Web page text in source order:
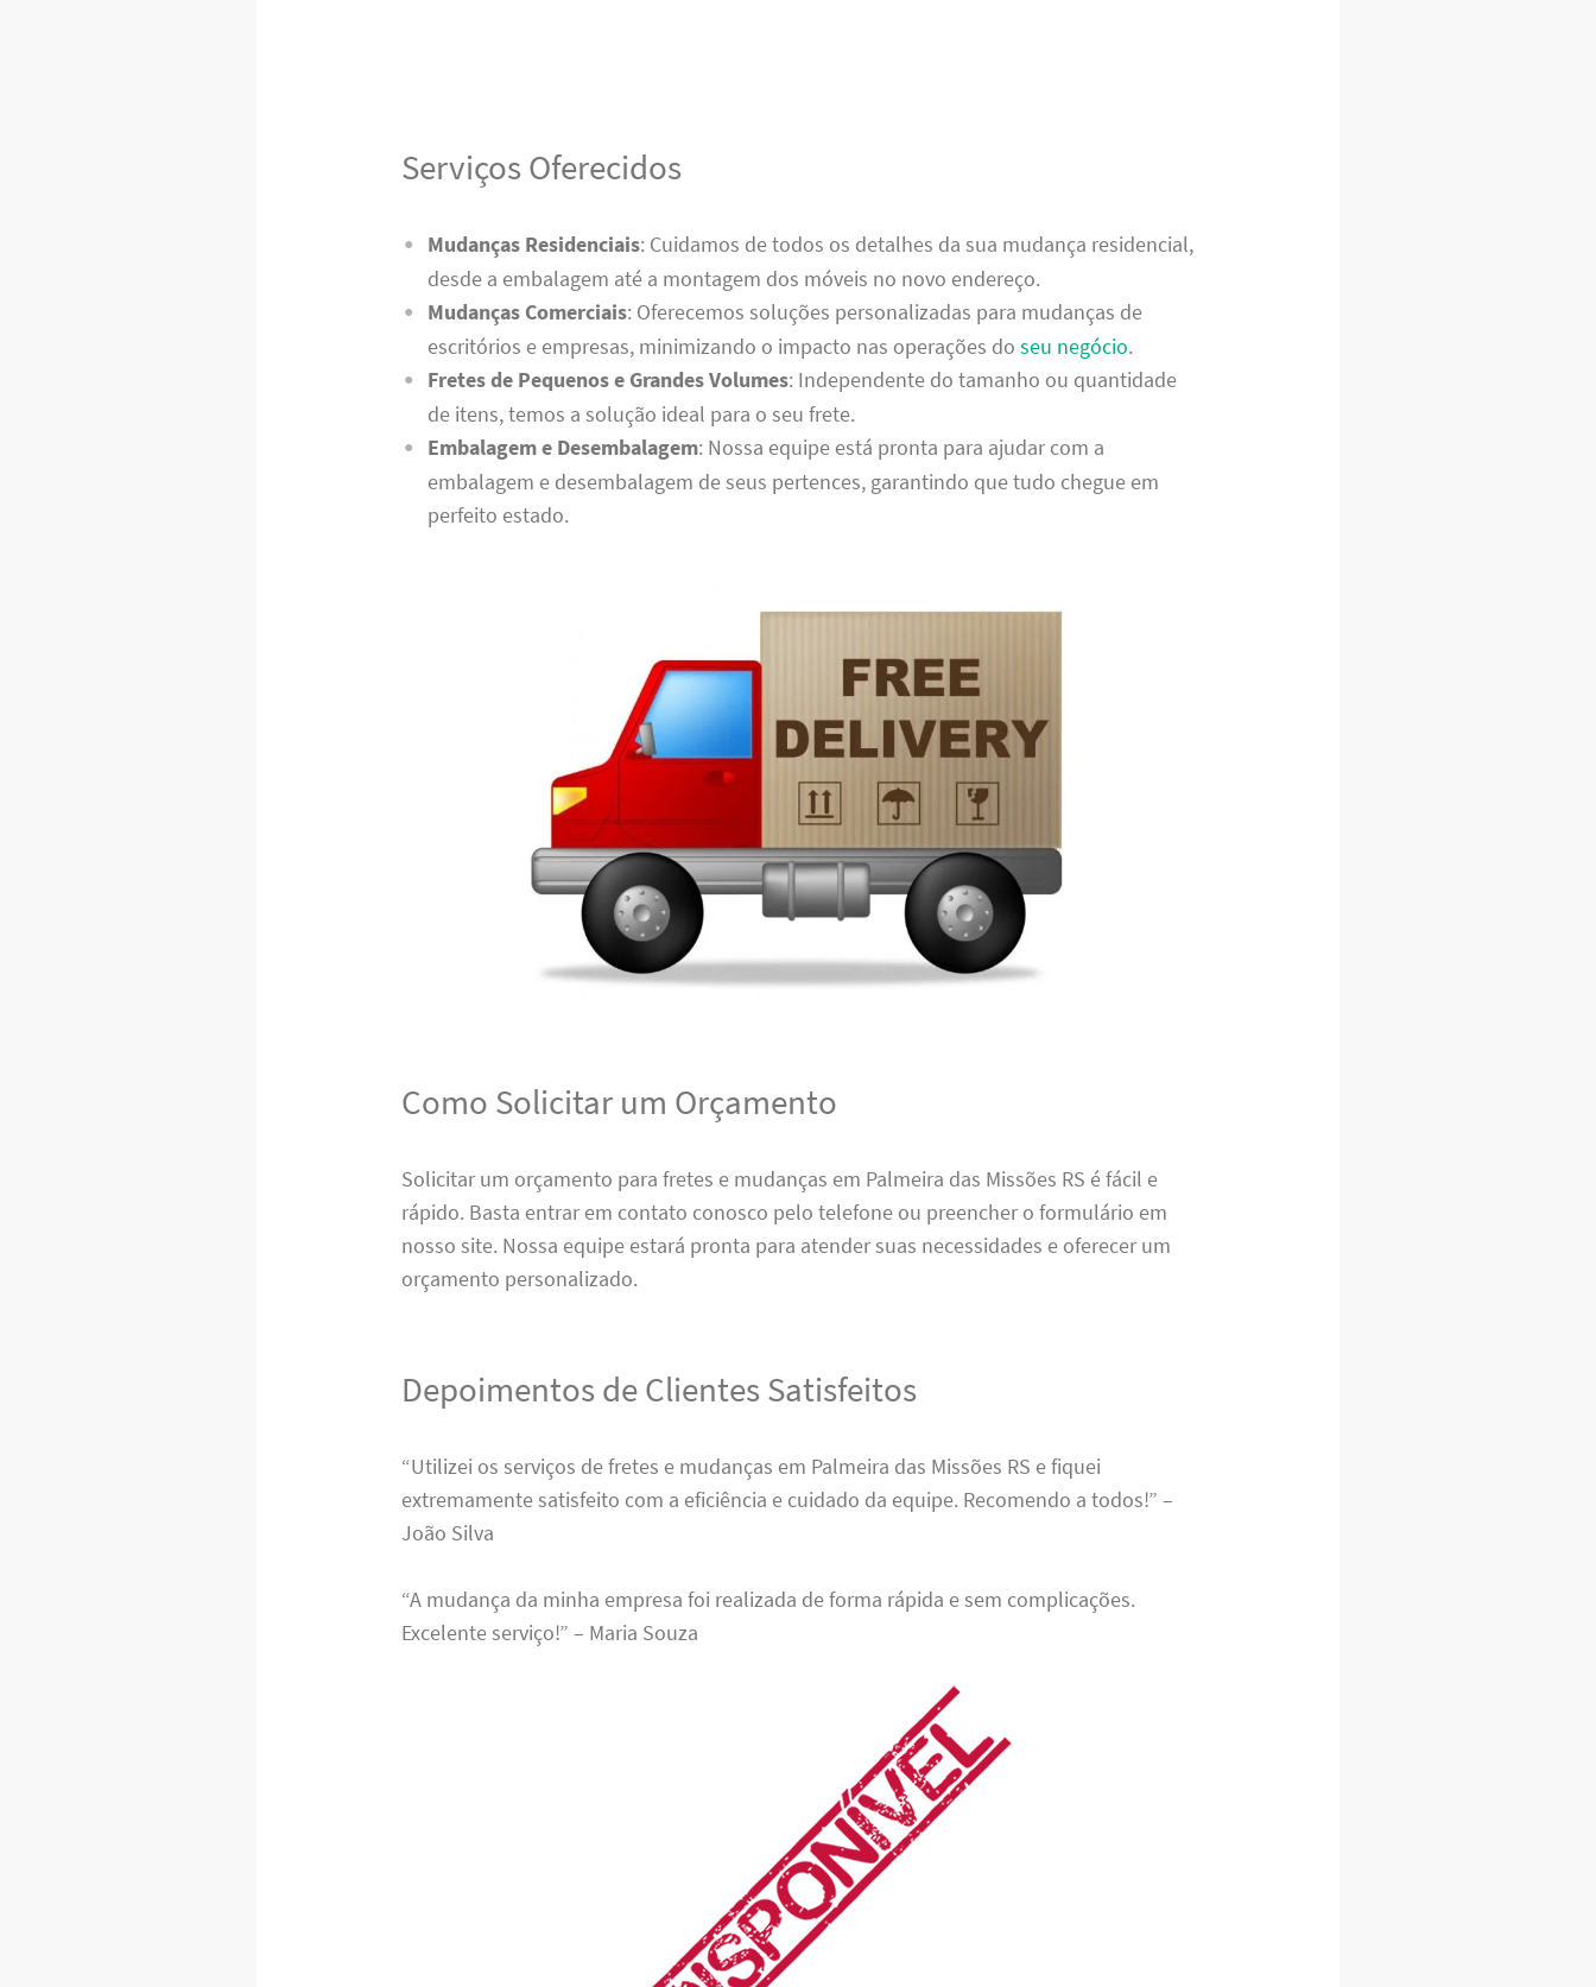
Serviços Oferecidos
Mudanças Residenciais: Cuidamos de todos os detalhes da sua mudança residencial,
desde a embalagem até a montagem dos móveis no novo endereço.
Mudanças Comerciais: Oferecemos soluções personalizadas para mudanças de
escritórios e empresas, minimizando o impacto nas operações do seu negócio.
Fretes de Pequenos e Grandes Volumes: Independente do tamanho ou quantidade
de itens, temos a solução ideal para o seu frete.
Embalagem e Desembalagem: Nossa equipe está pronta para ajudar com a
embalagem e desembalagem de seus pertences, garantindo que tudo chegue em
perfeito estado.
Como Solicitar um Orçamento
Solicitar um orçamento para fretes e mudanças em Palmeira das Missões RS é fácil e
rápido. Basta entrar em contato conosco pelo telefone ou preencher o formulário em
nosso site. Nossa equipe estará pronta para atender suas necessidades e oferecer um
orçamento personalizado.
Depoimentos de Clientes Satisfeitos
“Utilizei os serviços de fretes e mudanças em Palmeira das Missões RS e fiquei
extremamente satisfeito com a eficiência e cuidado da equipe. Recomendo a todos!” –
João Silva
“A mudança da minha empresa foi realizada de forma rápida e sem complicações.
Excelente serviço!” – Maria Souza